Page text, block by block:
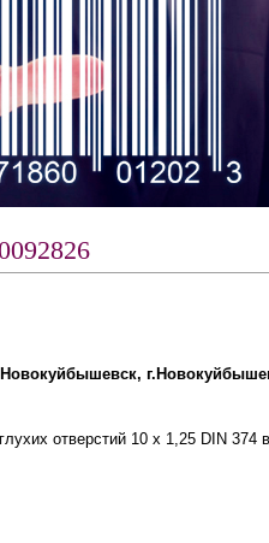
отверстий 10 х 1,25 DIN 374